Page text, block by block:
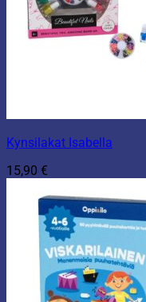
Kynsilakat Isabella
15,90 €